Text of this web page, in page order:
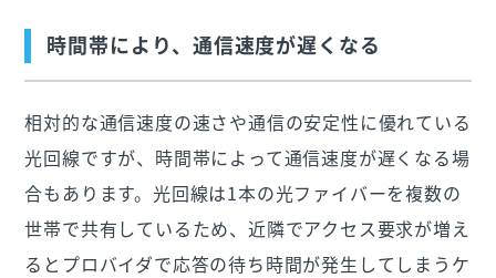
時間帯により、通信速度が遅くなる
相対的な通信速度の速さや通信の安定性に優れている
光回線ですが、時間帯によって通信速度が遅くなる場
合もあります。光回線は1本の光ファイバーを複数の
世帯で共有しているため、近隣でアクセス要求が増え
るとプロバイダで応答の待ち時間が発生してしまうケ